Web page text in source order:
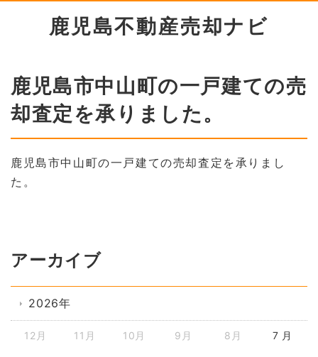
鹿児島不動産売却ナビ
鹿児島市中山町の一戸建ての売
却査定を承りました。
鹿児島市中山町の一戸建ての売却査定を承りまし
た。
アーカイブ
2026年
12月 11月 10月 9月 8月 7 月